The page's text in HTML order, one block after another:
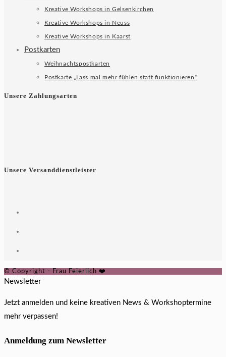
Kreative Workshops in Gelsenkirchen
Kreative Workshops in Neuss
Kreative Workshops in Kaarst
Postkarten
Weihnachtspostkarten
Postkarte „Lass mal mehr fühlen statt funktionieren“
Unsere Zahlungsarten
Unsere Versanddienstleister
© Copyright - Frau Feierlich ❤️
Newsletter
Jetzt anmelden und keine kreativen News & Workshoptermine
mehr verpassen!
Anmeldung zum Newsletter